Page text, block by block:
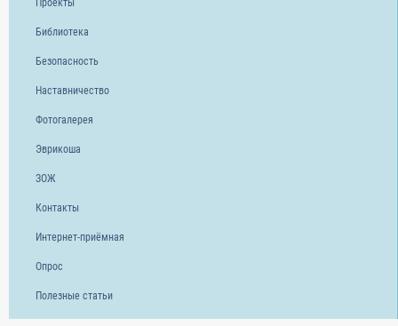
Проекты
Библиотека
Безопасность
Наставничество
Фотогалерея
Эврикоша
ЗОЖ
Контакты
Интернет-приёмная
Опрос
Полезные статьи